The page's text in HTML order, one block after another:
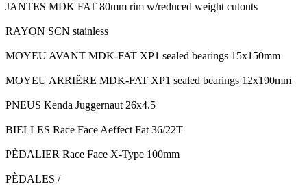
JANTES MDK FAT 80mm rim w/reduced weight cutouts
RAYON SCN stainless
MOYEU AVANT MDK-FAT XP1 sealed bearings 15x150mm
MOYEU ARRIËRE MDK-FAT XP1 sealed bearings 12x190mm
PNEUS Kenda Juggernaut 26x4.5
BIELLES Race Face Aeffect Fat 36/22T
PÈDALIER Race Face X-Type 100mm
PÈDALES /